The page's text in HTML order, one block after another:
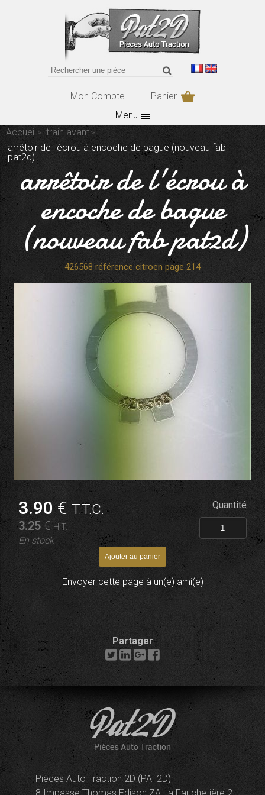
Mon Compte
Panier
Menu
Accueil
train avant
arrêtoir de l'écrou à encoche de bague (nouveau fab
pat2d)
arrêtoir de l'écrou à
encoche de bague
(nouveau fab pat2d)
426568 référence citroen page 214
3.90 €T.T.C.
3.25 €H.T.
En stock
Quantité
Envoyer cette page à un(e) ami(e)
Partager
Pièces Auto Traction 2D (PAT2D)